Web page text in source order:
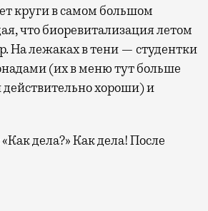
круги в самом большом
что биоревитализация летом
На лежаках в тени — студентки
(их в меню тут больше
действительно хороши) и
дела?» Как дела! После